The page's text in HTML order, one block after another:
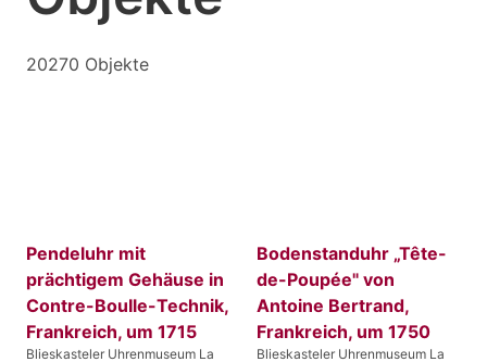
20270 Objekte
Pendeluhr mit
prächtigem Gehäuse in
Contre-BouIle-Technik,
Frankreich, um 1715
Blieskasteler Uhrenmuseum La
Bodenstanduhr „Tête-
de-Poupée" von
Antoine Bertrand,
Frankreich, um 1750
Blieskasteler Uhrenmuseum La